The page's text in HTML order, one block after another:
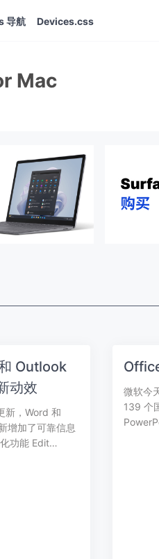
导航 Devices.css
Mac
Outlook
动效
新，Word 和
增加了可靠信息
功能 Edit…
微软今
139 个